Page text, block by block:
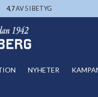
4,7AV 5 I BETYG
NYHETER